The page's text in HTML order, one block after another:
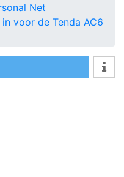
Net
voor de Tenda AC6